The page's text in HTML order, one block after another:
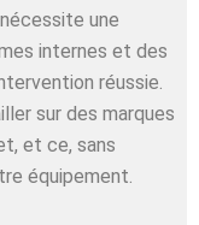
une
internes et des
réussie.
sur des marques
et ce, sans
équipement.